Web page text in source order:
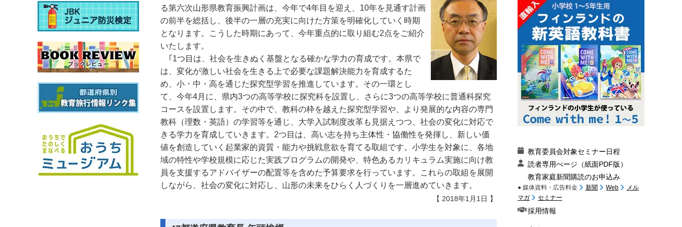
る第六次山形県教育振興計画は、今年で4年目を迎え、10年を見通す計画
の前半を総括し、後半の一層の充実に向けた方策を明確化していく時期
となります。こうした時期にあって、今年重点的に取り組む2点をご紹介
いたします。
｢1つ目は、社会を生きぬく基盤となる確かな学力の育成です。本県で
は、変化が激しい社会を生きる上で必要な課題解決能力を育成するた
め、小・中・高を通じた探究型学習を推進しています。その一環とし
て、今年4月に、県内3つの高等学校に探究科を設置し、さらに3つの高等学校に普通科探究
コースを設置します。その中で、教科の枠を越えた探究型学習や、より発展的な内容の専門
教科（理数・英語）の学習等を通じ、大学入試制度改革も見据えつつ、社会の変化に対応で
きる学力を育成していきます。2つ目は、高い志を持ち主体性・協働性を発揮し、新しい価
値を創造していく起業家的資質・能力や挑戦意欲を育てる取組です。小学生を対象に、各地
域の特性や学校規模に応じた実践プログラムの開発や、特色あるカリキュラム実施に向け教
員を支援するアドバイザーの配置等を含めた予算要求を行っています。これらの取組を展開
しながら、社会の変化に対応し、山形の未来をひらく人づくりを一層進めていきます。
【 2018年1月1日 】
教育委員会対象セミナー日程
読者専用ぺージ（紙面PDF版）
教育家庭新聞購読のお申込み
● 媒体資料・広告料金 新聞 Web
メル
マガ
セミナー
採用情報